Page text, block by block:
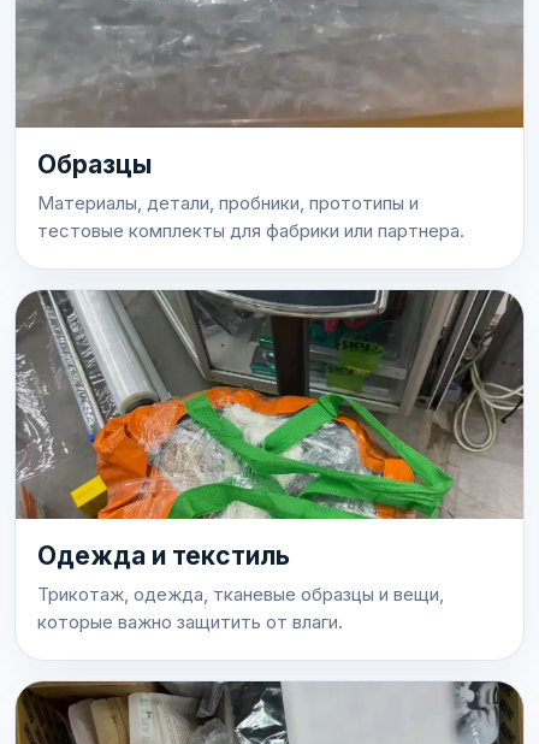
Образцы
Материалы, детали, пробники, прототипы и
тестовые комплекты для фабрики или партнера.
Одежда и текстиль
Трикотаж, одежда, тканевые образцы и вещи,
которые важно защитить от влаги.